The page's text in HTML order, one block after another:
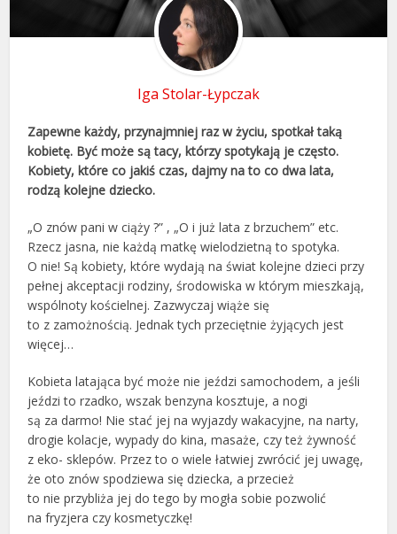
Iga Stolar-Łypczak
Zapewne każdy, przynajmniej raz w życiu, spotkał taką
kobietę. Być może są tacy, którzy spotykają je często.
Kobiety, które co jakiś czas, dajmy na to co dwa lata,
rodzą kolejne dziecko.
„O znów pani w ciąży ?” , „O i już lata z brzuchem” etc.
Rzecz jasna, nie każdą matkę wielodzietną to spotyka.
O nie! Są kobiety, które wydają na świat kolejne dzieci przy
pełnej akceptacji rodziny, środowiska w którym mieszkają,
wspólnoty kościelnej. Zazwyczaj wiąże się
to z zamożnością. Jednak tych przeciętnie żyjących jest
więcej…
Kobieta latająca być może nie jeździ samochodem, a jeśli
jeździ to rzadko, wszak benzyna kosztuje, a nogi
są za darmo! Nie stać jej na wyjazdy wakacyjne, na narty,
drogie kolacje, wypady do kina, masaże, czy też żywność
z eko- sklepów. Przez to o wiele łatwiej zwrócić jej uwagę,
że oto znów spodziewa się dziecka, a przecież
to nie przybliża jej do tego by mogła sobie pozwolić
na fryzjera czy kosmetyczkę!